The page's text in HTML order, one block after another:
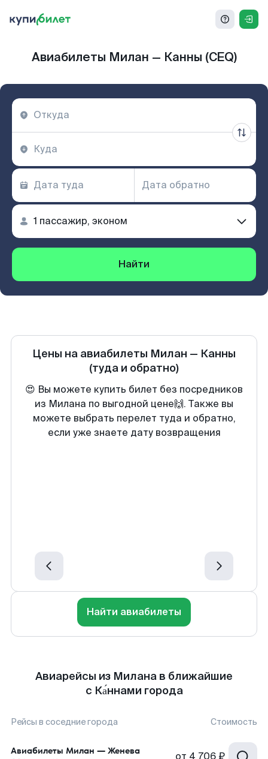
Авиабилеты Милан — Канны (CEQ)
Найти
Цены на авиабилеты Милан — Канны
(туда и обратно)
😍 Вы можете купить билет без посредников
из Милана по выгодной цене🙌. Также вы
можете выбрать перелет туда и обратно,
если уже знаете дату возвращения
Найти авиабилеты
Авиарейсы из Милана в ближайшие
с Ка́ннами города
Рейсы в соседние города Стоимость
Авиабилеты Милан — Женева от 4 706 ₽